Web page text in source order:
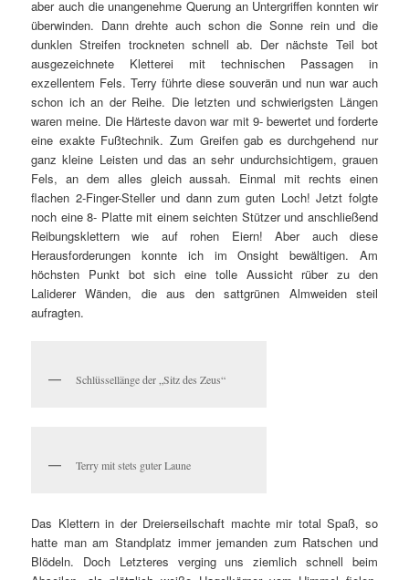
aber auch die unangenehme Querung an Untergriffen konnten wir
überwinden. Dann drehte auch schon die Sonne rein und die
dunklen Streifen trockneten schnell ab. Der nächste Teil bot
ausgezeichnete Kletterei mit technischen Passagen in
exzellentem Fels. Terry führte diese souverän und nun war auch
schon ich an der Reihe. Die letzten und schwierigsten Längen
waren meine. Die Härteste davon war mit 9- bewertet und forderte
eine exakte Fußtechnik. Zum Greifen gab es durchgehend nur
ganz kleine Leisten und das an sehr undurchsichtigem, grauen
Fels, an dem alles gleich aussah. Einmal mit rechts einen
flachen 2-Finger-Steller und dann zum guten Loch! Jetzt folgte
noch eine 8- Platte mit einem seichten Stützer und anschließend
Reibungsklettern wie auf rohen Eiern! Aber auch diese
Herausforderungen konnte ich im Onsight bewältigen. Am
höchsten Punkt bot sich eine tolle Aussicht rüber zu den
Laliderer Wänden, die aus den sattgrünen Almweiden steil
aufragten.
Schlüssellänge der „Sitz des Zeus“
Terry mit stets guter Laune
Das Klettern in der Dreierseilschaft machte mir total Spaß, so
hatte man am Standplatz immer jemanden zum Ratschen und
Blödeln. Doch Letzteres verging uns ziemlich schnell beim